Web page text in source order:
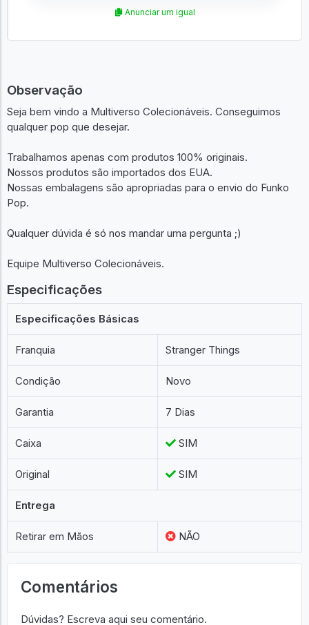
Anunciar um igual
Observação
Seja bem vindo a Multiverso Colecionáveis. Conseguimos
qualquer pop que desejar.
Trabalhamos apenas com produtos 100% originais.
Nossos produtos são importados dos EUA.
Nossas embalagens são apropriadas para o envio do Funko
Pop.
Qualquer dúvida é só nos mandar uma pergunta ;)
Equipe Multiverso Colecionáveis.
Especificações
Especificações Básicas
Franquia Stranger Things
Condição Novo
Garantia 7 Dias
Caixa SIM
Original SIM
Entrega
Retirar em Mãos NÃO
Comentários
Dúvidas? Escreva aqui seu comentário.